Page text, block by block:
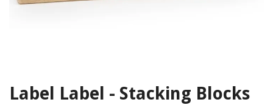
Label Label - Stacking Blocks